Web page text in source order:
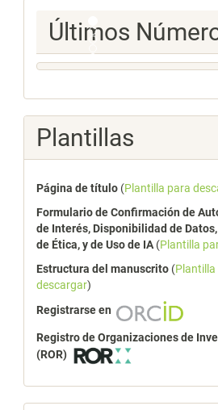
Ultimos
Numeros
Últimos
Plantillas
Página de título (Plantilla para
Formulario de Confirmación de
de Interés, Disponibilidad de
de Ética, y de Uso de IA (Plantilla
Estructura del manuscrito (Plantilla
descargar)
Registrarse en
Registro de Organizaciones de
(ROR)